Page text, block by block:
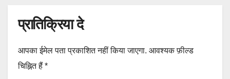
प्रातिक्रिया दे
आपका ईमेल पता प्रकाशित नहीं किया जाएगा. आवश्यक फ़ील्ड
चिह्नित हैं *